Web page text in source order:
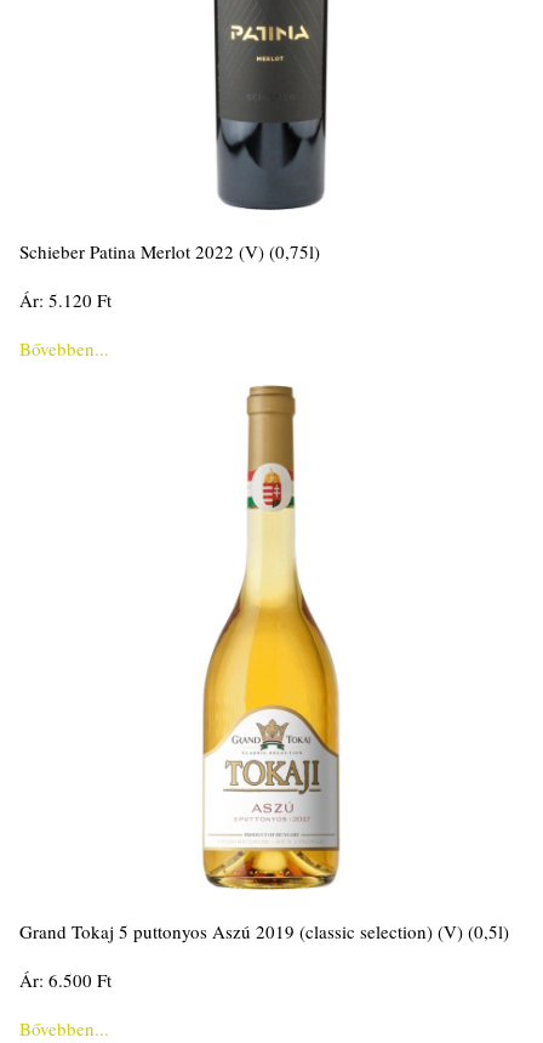
Schieber Patina Merlot 2022 (V) (0,75l)
Ár: 5.120 Ft
Bővebben...
Grand Tokaj 5 puttonyos Aszú 2019 (classic selection) (V) (0,5l)
Ár: 6.500 Ft
Bővebben...